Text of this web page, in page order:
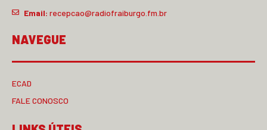
Email: recepcao@radiofraiburgo.fm.br
NAVEGUE
ECAD
FALE CONOSCO